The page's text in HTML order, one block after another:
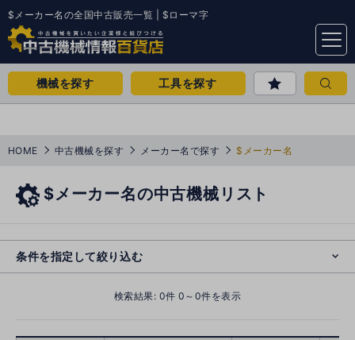
$メーカー名の全国中古販売一覧 | $ローマ字
menu
機械を探す 工具を探す
HOME 中古機械を探す メーカー名で探す $メーカー名
$メーカー名の中古機械リスト
条件を指定して絞り込む
検索結果: 0件 0～0件を表示